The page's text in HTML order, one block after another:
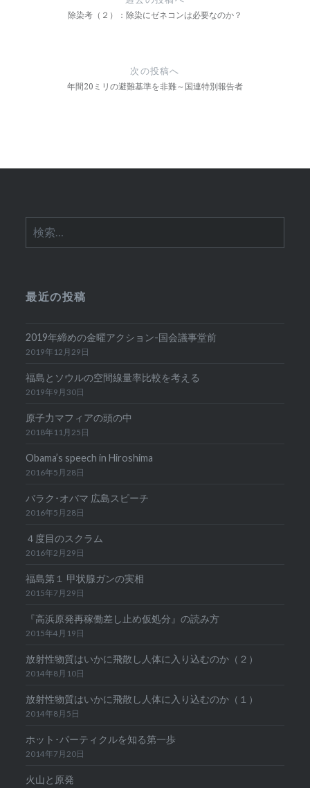
ン
除染考（２）：除染にゼネコンは必要なのか？
次の投稿へ
年間20ミリの避難基準を非難～国連特別報告者
索:
最近の投稿
2019年締めの金曜アクション-国会議事堂前
2019年12月29日
福島とソウルの空間線量率比較を考える
2019年9月30日
原子力マフィアの頭の中
2018年11月25日
Obama’s speech in Hiroshima
2016年5月28日
バラク･オバマ 広島スピーチ
2016年5月28日
４度目のスクラム
2016年2月29日
福島第１ 甲状腺ガンの実相
2015年7月29日
『高浜原発再稼働差し止め仮処分』の読み方
2015年4月19日
放射性物質はいかに飛散し人体に入り込むのか（２）
2014年8月10日
放射性物質はいかに飛散し人体に入り込むのか（１）
2014年8月5日
ホット･パーティクルを知る第一歩
2014年7月20日
火山と原発